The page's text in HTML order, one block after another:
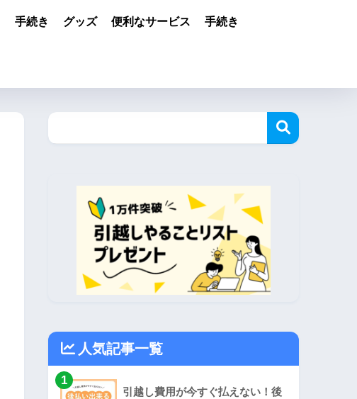
手続き グッズ 便利なサービス 手続き
人気記事一覧
1
引越し費用が今すぐ払えない！後